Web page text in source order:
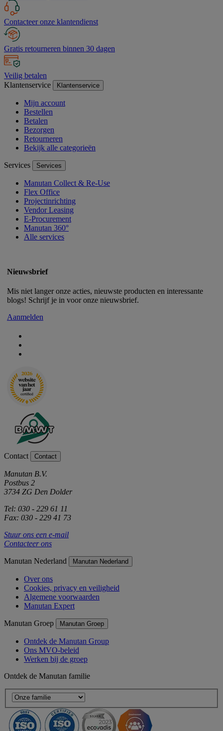
Contacteer onze klantendienst
Gratis retourneren binnen 30 dagen
Veilig betalen
Klantenservice
Klantenservice
Mijn account
Bestellen
Betalen
Bezorgen
Retourneren
Bekijk alle categorieën
Services Services
Manutan Collect & Re-Use
Flex Office
Projectinrichting
Vendor Leasing
E-Procurement
Manutan 360°
Alle services
Nieuwsbrief
Mis niet langer onze acties, nieuwste producten en interessante
blogs! Schrijf je in voor onze nieuwsbrief.
Aanmelden
Contact Contact
Manutan B.V.
Postbus 2
3734 ZG Den Dolder
Tel: 030 - 229 61 11
Fax: 030 - 229 41 73
Stuur ons een e-mail
Contacteer ons
Manutan Nederland Manutan Nederland
Over ons
Cookies, privacy en veiligheid
Algemene voorwaarden
Manutan Expert
Manutan Groep Manutan Groep
Ontdek de Manutan Group
Ons MVO-beleid
Werken bij de groep
Ontdek de Manutan familie